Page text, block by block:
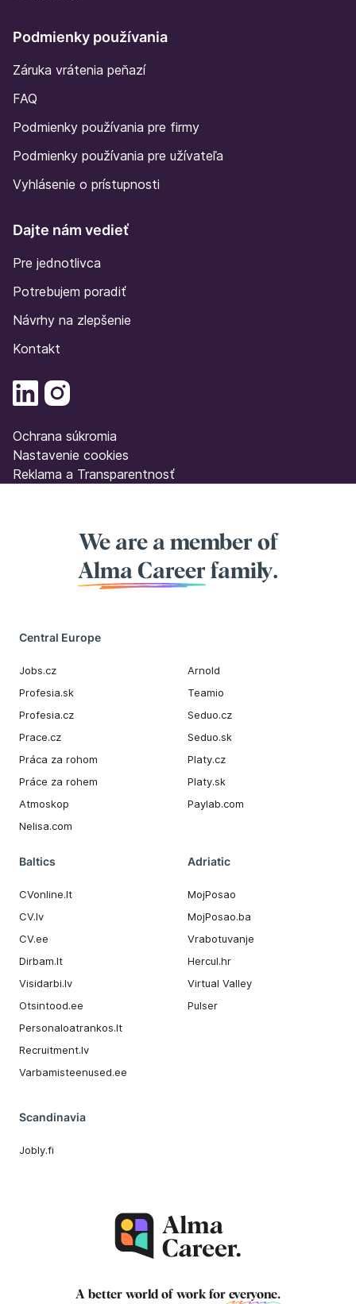
Podmienky používania
Záruka vrátenia peňazí
FAQ
Podmienky používania pre firmy
Podmienky používania pre užívateľa
Vyhlásenie o prístupnosti
Dajte nám vedieť
Pre jednotlivca
Potrebujem poradiť
Návrhy na zlepšenie
Kontakt
Ochrana súkromia
Nastavenie cookies
Reklama a Transparentnosť
We are a member of
Alma Career family.
Central Europe
Jobs.cz
Profesia.sk
Profesia.cz
Prace.cz
Práca za rohom
Práce za rohem
Atmoskop
Nelisa.com
Arnold
Teamio
Seduo.cz
Seduo.sk
Platy.cz
Platy.sk
Paylab.com
Baltics
CVonline.lt
CV.lv
CV.ee
Dirbam.It
Visidarbi.lv
Otsintood.ee
Personaloatrankos.lt
Recruitment.lv
Varbamisteenused.ee
Adriatic
MojPosao
MojPosao.ba
Vrabotuvanje
Hercul.hr
Virtual Valley
Pulser
Scandinavia
Jobly.fi
A better world of work for everyone.